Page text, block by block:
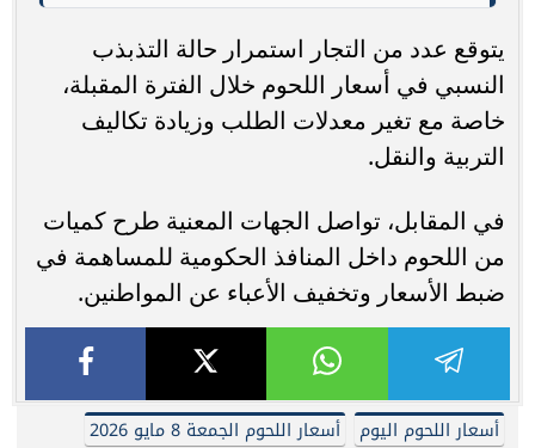
يتوقع عدد من التجار استمرار حالة التذبذب
النسبي في أسعار اللحوم خلال الفترة المقبلة،
خاصة مع تغير معدلات الطلب وزيادة تكاليف
التربية والنقل.
في المقابل، تواصل الجهات المعنية طرح كميات
من اللحوم داخل المنافذ الحكومية للمساهمة في
ضبط الأسعار وتخفيف الأعباء عن المواطنين.
أسعار اللحوم اليوم
أسعار اللحوم الجمعة 8 مايو 2026